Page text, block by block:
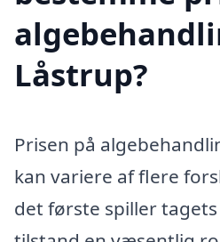
Låstrup?
Prisen på
kan variere af flere
det første spiller